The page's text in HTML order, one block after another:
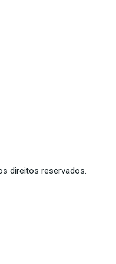
direitos reservados.